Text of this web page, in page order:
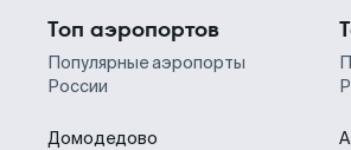
Топ аэропортов
Популярные аэропорты
России
Домодедово